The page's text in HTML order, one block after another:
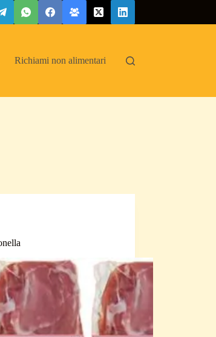
Richiami non alimentari